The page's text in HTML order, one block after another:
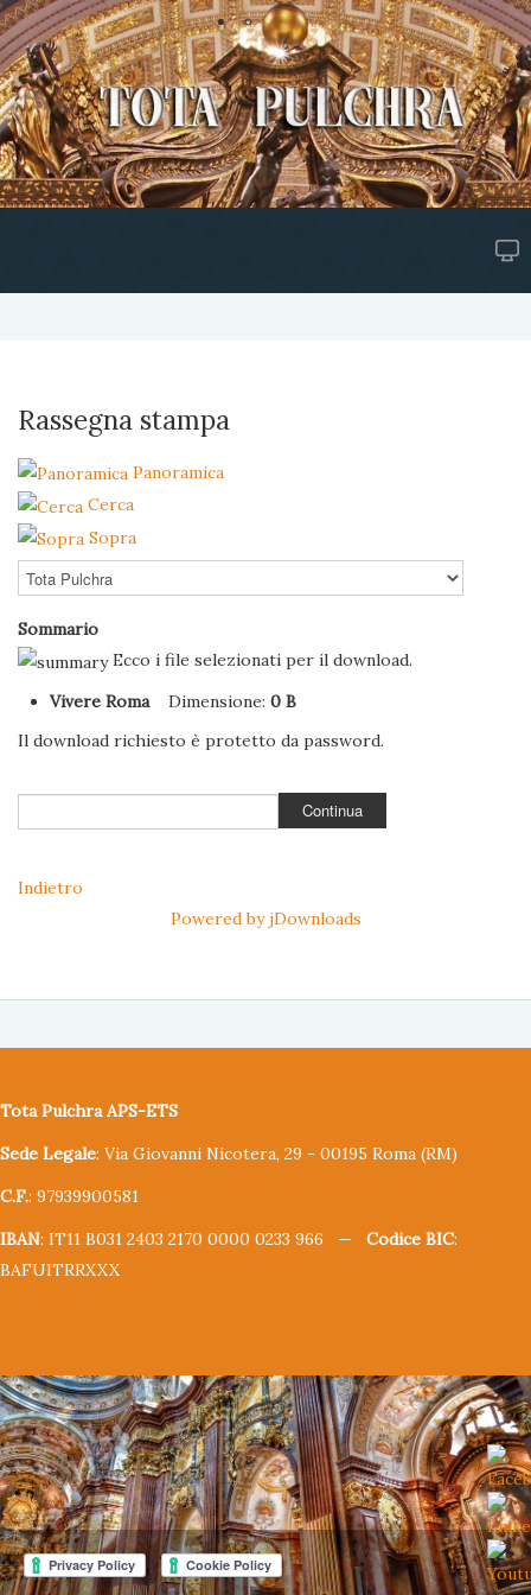
Rassegna stampa
Panoramica
Cerca
Sopra
Sommario
Ecco i file selezionati per il download.
Vivere RomaDimensione:0 B
Il download richiesto è protetto da password.
Indietro
Powered by jDownloads
Tota Pulchra APS-ETS
Sede Legale: Via Giovanni Nicotera, 29 - 00195 Roma (RM)
C.F.: 97939900581
IBAN: IT11 B031 2403 2170 0000 0233 966 — Codice BIC:
BAFUITRRXXX